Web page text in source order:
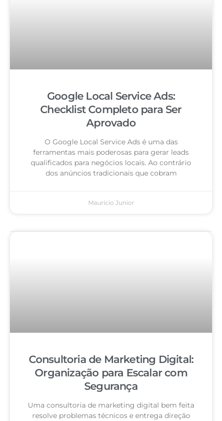
Google Local Service Ads:
Checklist Completo para Ser
Aprovado
O Google Local Service Ads é uma das
ferramentas mais poderosas para gerar leads
qualificados para negócios locais. Ao contrário
dos anúncios tradicionais que cobram
Mauricio Junior
Consultoria de Marketing Digital:
Organização para Escalar com
Segurança
Uma consultoria de marketing digital bem feita
resolve problemas técnicos e entrega direção